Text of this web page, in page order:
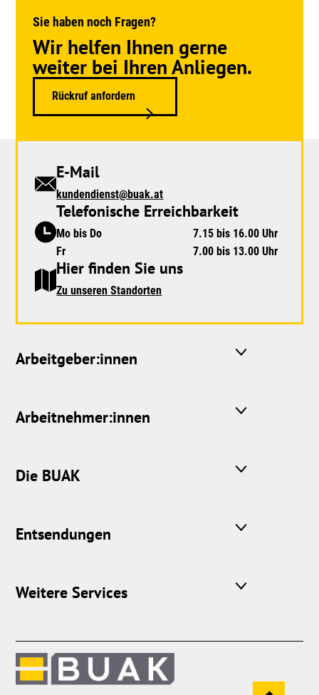
Sie haben noch Fragen?
Wir helfen Ihnen gerne
weiter bei Ihren Anliegen.
Rückruf anfordern
E-Mail
kundendienst@buak.at
Telefonische Erreichbarkeit
Mo bis Do
7.15 bis 16.00 Uhr
Fr
7.00 bis 13.00 Uhr
Hier finden Sie uns
Zu unseren Standorten
Arbeitgeber:innen
Arbeitnehmer:innen
Die BUAK
Entsendungen
Weitere Services